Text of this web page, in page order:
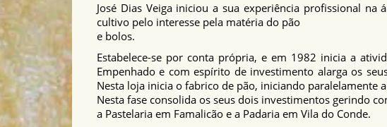
José Dias Veiga iniciou a sua experiência profissional
cultivo pelo interesse pela matéria do pão
e bolos.
Estabelece-se por conta própria, e em 1982 inicia a
Empenhado e com espírito de investimento alarga os
Nesta loja inicia o fabrico de pão, iniciando paralelamente
Nesta fase consolida os seus dois investimentos gerindo
a Pastelaria em Famalicão e a Padaria em Vila do Conde.